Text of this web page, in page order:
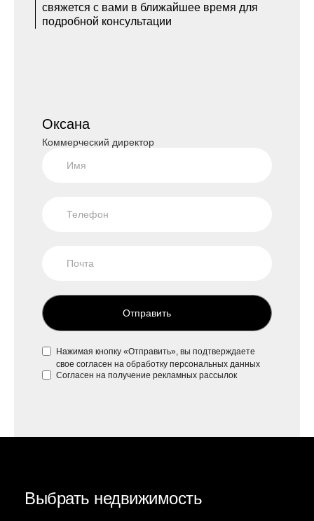
свяжется с вами в ближайшее время для
подробной консультации
Оксана
Коммерческий директор
Отправить
Нажимая кнопку «Отправить», вы подтверждаете
свое согласен на обработку персональных данных
Согласен на получение рекламных рассылок
Выбрать недвижимость